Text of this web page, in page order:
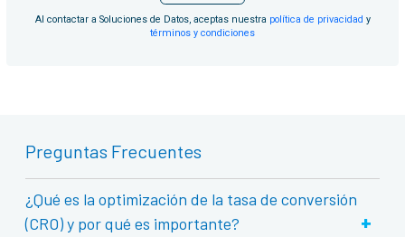
Al contactar a Soluciones de Datos, aceptas nuestra política de privacidad y
términos y condiciones
Preguntas Frecuentes
¿Qué es la optimización de la tasa de conversión
(CRO) y por qué es importante?
+